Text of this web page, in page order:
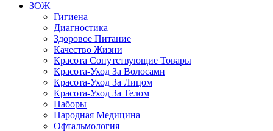
ЗОЖ
Гигиена
Диагностика
Здоровое Питание
Качество Жизни
Красота Сопутствующие Товары
Красота-Уход За Волосами
Красота-Уход За Лицом
Красота-Уход За Телом
Наборы
Народная Медицина
Офтальмология